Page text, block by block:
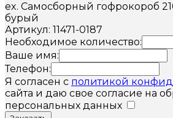
ex. Самосборный гофрокороб
бурый
Артикул: 11471-0187
Необходимое количество:
Ваше имя:
Телефон:
Я согласен с политикой
сайта и даю свое согласие на
персональных данных